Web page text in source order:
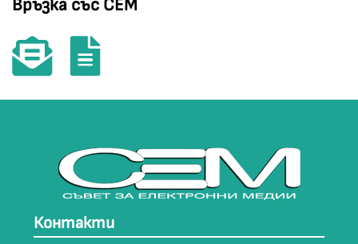
Връзка със СЕМ
Контакти